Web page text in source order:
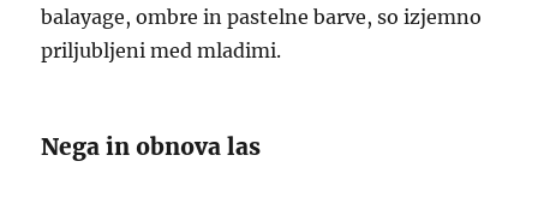
balayage, ombre in pastelne barve, so izjemno
priljubljeni med mladimi.
Nega in obnova las